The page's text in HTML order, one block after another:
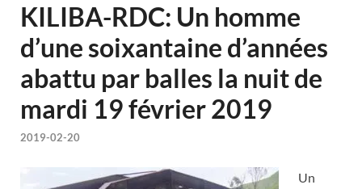
KILIBA-RDC: Un homme
d’une soixantaine d’années
abattu par balles la nuit de
mardi 19 février 2019
2019-02-20
Un